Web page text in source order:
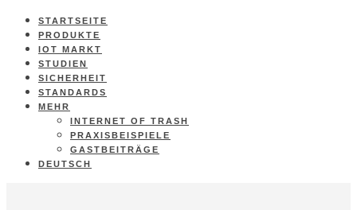
STARTSEITE
PRODUKTE
IOT MARKT
STUDIEN
SICHERHEIT
STANDARDS
MEHR
INTERNET OF TRASH
PRAXISBEISPIELE
GASTBEITRÄGE
DEUTSCH